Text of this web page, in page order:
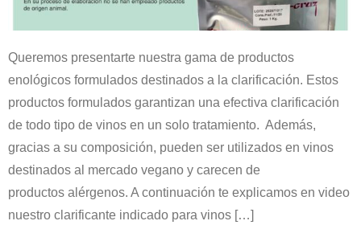
Queremos presentarte nuestra gama de productos
enológicos formulados destinados a la clarificación. Estos
productos formulados garantizan una efectiva clarificación
de todo tipo de vinos en un solo tratamiento. Además,
gracias a su composición, pueden ser utilizados en vinos
destinados al mercado vegano y carecen de
productos alérgenos. A continuación te explicamos en video
nuestro clarificante indicado para vinos […]